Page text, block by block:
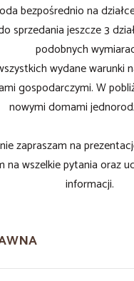
bezpośrednio na
sprzedania jeszcze 3
podobnych
wydane warunki
gospodarczymi. W
nowymi domami
zapraszam na
na wszelkie pytania oraz
informacji.